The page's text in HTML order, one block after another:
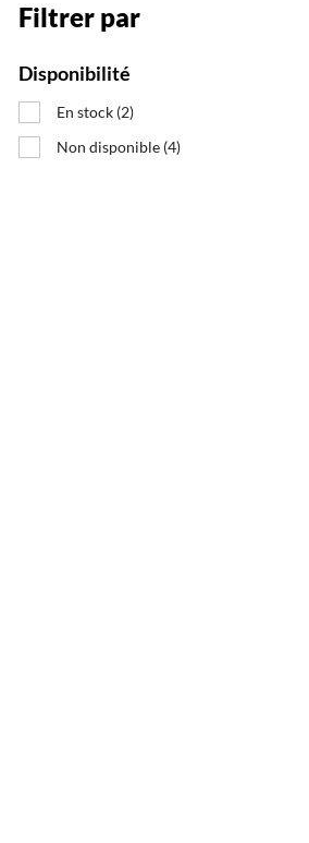
Filtrer par
Disponibilité
En stock (2)
Non disponible (4)